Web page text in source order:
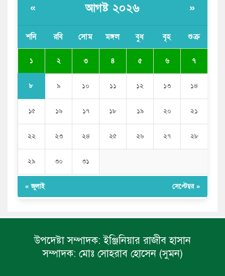
সজীব ওয়াজেদ জয়
« আগষ্ট ২০২৬ »
শনি রবি সোম মঙ্গল বুধ বৃহ শুক্র
১ ২ ৩ ৪ ৫ ৬ ৭
৮ ৯ ১০ ১১ ১২ ১৩ ১৪
১৫ ১৬ ১৭ ১৮ ১৯ ২০ ২১
২২ ২৩ ২৪ ২৫ ২৬ ২৭ ২৮
২৯ ৩০ ৩১
« জুলাই সেপ্টেম্বর »
উপদেষ্টা সম্পাদক: ইঞ্জিনিয়ার রাজীব হাসান
সম্পাদক: মোঃ সোহরাব হোসেন (সুমন)